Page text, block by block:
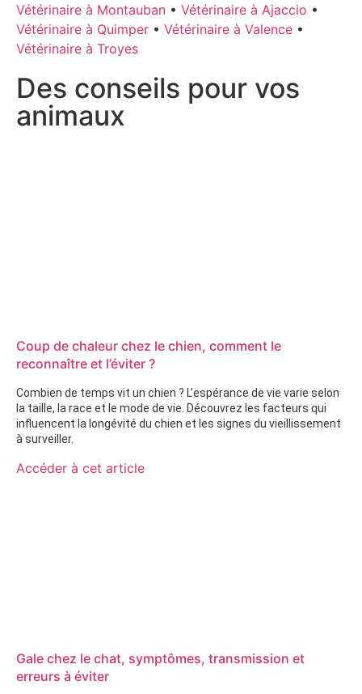
Vétérinaire à Montauban • Vétérinaire à Ajaccio •
Vétérinaire à Quimper • Vétérinaire à Valence •
Vétérinaire à Troyes
Des conseils pour vos
animaux
Coup de chaleur chez le chien, comment le
reconnaître et l’éviter ?
Combien de temps vit un chien ? L’espérance de vie varie selon
la taille, la race et le mode de vie. Découvrez les facteurs qui
influencent la longévité du chien et les signes du vieillissement
à surveiller.
Accéder à cet article
Gale chez le chat, symptômes, transmission et
erreurs à éviter